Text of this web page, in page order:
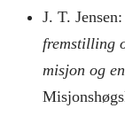
J. T. Jensen:
fremstilling
misjon og